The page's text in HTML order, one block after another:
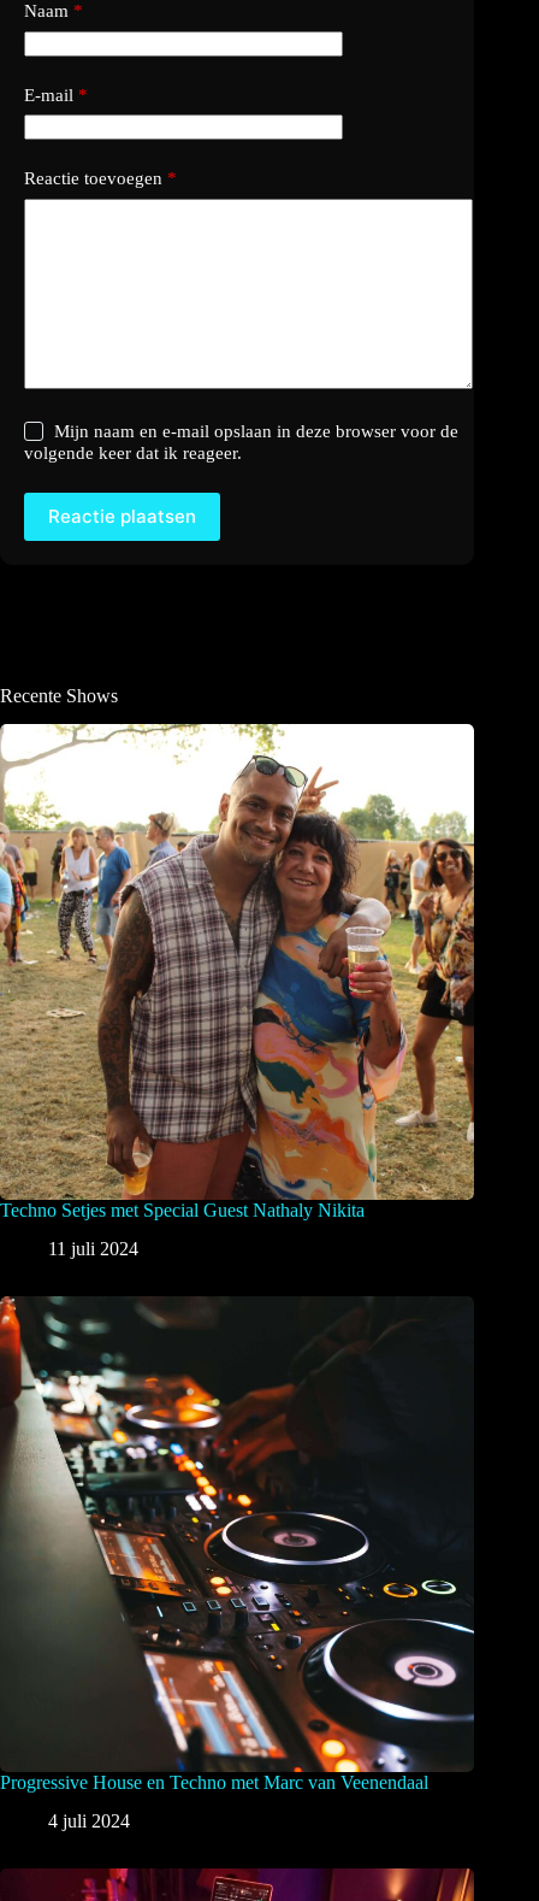
Naam *
E-mail *
Reactie toevoegen *
Mijn naam en e-mail opslaan in deze browser voor de
volgende keer dat ik reageer.
Reactie plaatsen
Recente Shows
Techno Setjes met Special Guest Nathaly Nikita
11 juli 2024
Progressive House en Techno met Marc van Veenendaal
4 juli 2024